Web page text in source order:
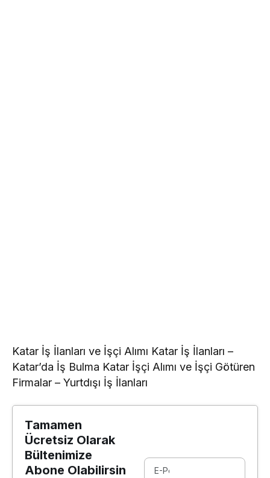
Katar İş İlanları ve İşçi Alımı Katar İş İlanları –
Katar’da İş Bulma Katar İşçi Alımı ve İşçi Götüren
Firmalar – Yurtdışı İş İlanları
Tamamen
Ücretsiz Olarak
Bültenimize
Abone Olabilirsin